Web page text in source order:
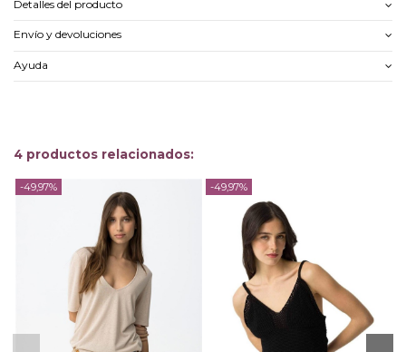
Detalles del producto
Envío y devoluciones
Ayuda
4 productos relacionados:
-49,97% -49,97%